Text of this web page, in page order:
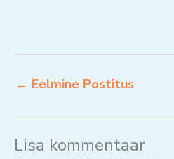
← Eelmine Postitus
Lisa kommentaar